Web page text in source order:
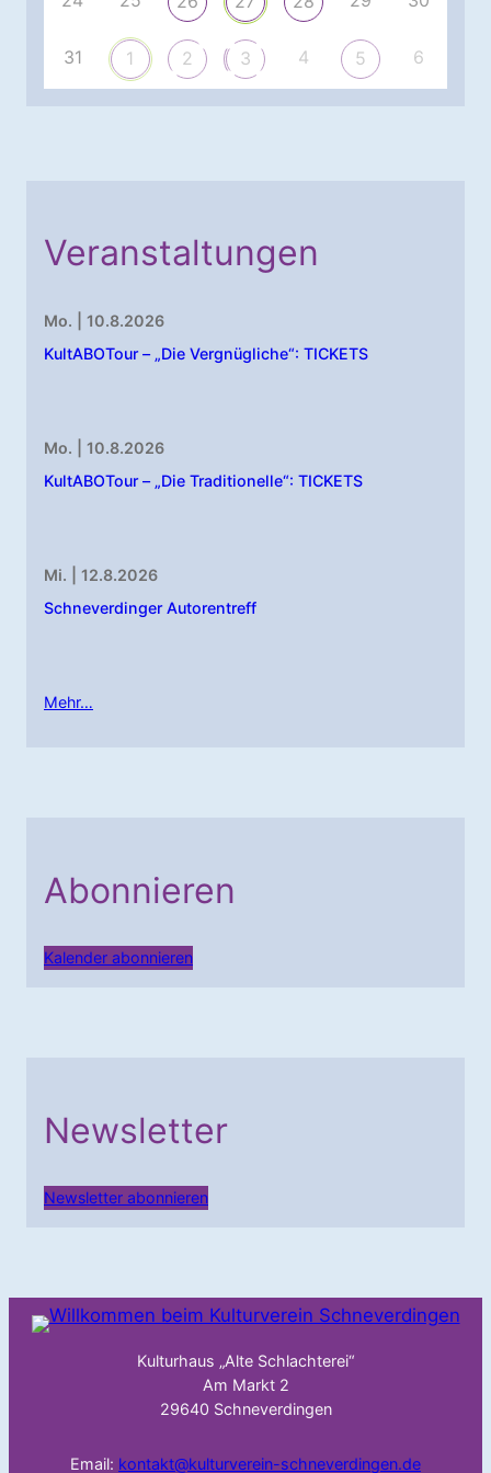
31 1 2 3 4 5 6
Veranstaltungen
Mo. | 10.8.2026
KultABOTour – „Die Vergnügliche“: TICKETS
Mo. | 10.8.2026
KultABOTour – „Die Traditionelle“: TICKETS
Mi. | 12.8.2026
Schneverdinger Autorentreff
Mehr…
Abonnieren
Kalender abonnieren
Newsletter
Newsletter abonnieren
Kulturhaus „Alte Schlachterei“
Am Markt 2
29640 Schneverdingen
Email: kontakt@kulturverein-schneverdingen.de